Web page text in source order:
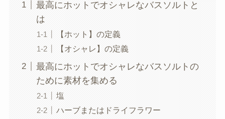
最高にホットでオシャレなバスソルトと
は
【ホット】の定義
【オシャレ】の定義
最高にホットでオシャレなバスソルトの
ために素材を集める
塩
ハーブまたはドライフラワー